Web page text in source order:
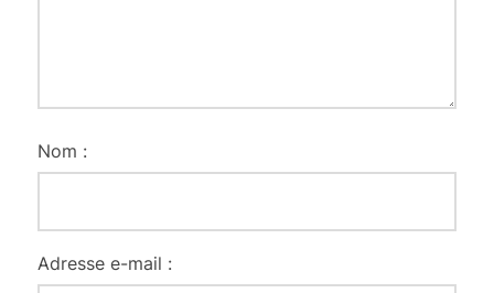
Nom :
Adresse e-mail :